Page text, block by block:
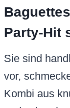
Party-Hit
Sie sind
vor,
Kombi aus